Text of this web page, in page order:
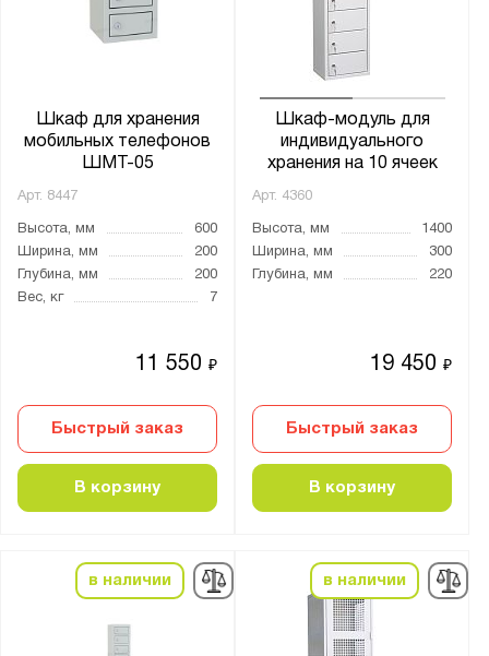
Шкаф для хранения
мобильных телефонов
ШМТ-05
Арт. 8447
Высота, мм
600
Ширина, мм
200
Глубина, мм
200
Вес, кг
7
11 550₽
Быстрый заказ
В корзину
Шкаф-модуль для
индивидуального
хранения на 10 ячеек
Арт. 4360
Высота, мм
1400
Ширина, мм
300
Глубина, мм
220
19 450₽
Быстрый заказ
В корзину
в наличии в наличии